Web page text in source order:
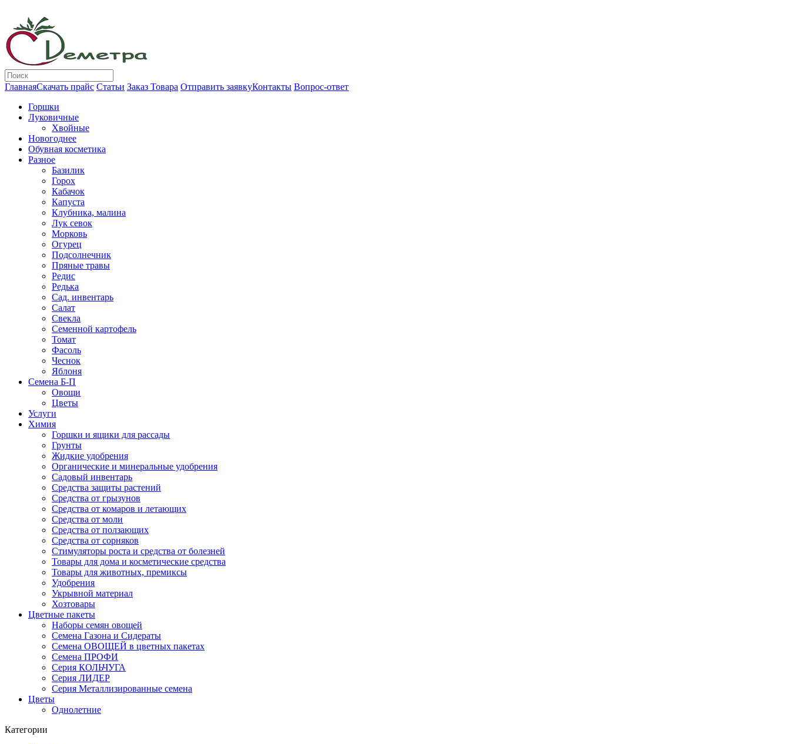
ГлавнаяСкачать прайс Статьи Заказ Товара Отправить заявкуКонтакты Вопрос-ответ
Горшки
Луковичные
Хвойные
Новогоднее
Обувная косметика
Разное
Базилик
Горох
Кабачок
Капуста
Клубника, малина
Лук севок
Морковь
Огурец
Подсолнечник
Пряные травы
Редис
Редька
Сад. инвентарь
Салат
Свекла
Семенной картофель
Томат
Фасоль
Чеснок
Яблоня
Семена Б-П
Овощи
Цветы
Услуги
Химия
Горшки и ящики для рассады
Грунты
Жидкие удобрения
Органические и минеральные удобрения
Садовый инвентарь
Средства защиты растений
Средства от грызунов
Средства от комаров и летающих
Средства от моли
Средства от ползающих
Средства от сорняков
Стимуляторы роста и средства от болезней
Товары для дома и косметические средства
Товары для животных, премиксы
Удобрения
Укрывной материал
Хозтовары
Цветные пакеты
Наборы семян овощей
Семена Газона и Сидераты
Семена ОВОЩЕЙ в цветных пакетах
Семена ПРОФИ
Серия КОЛЬЧУГА
Серия ЛИДЕР
Серия Металлизированные семена
Цветы
Однолетние
Категории